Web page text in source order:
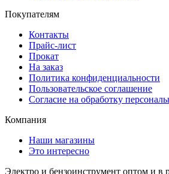
Покупателям
Контакты
Прайс-лист
Прокат
На заказ
Политика конфиденциальности
Пользовательское соглашение
Согласие на обработку
Компания
Наши магазины
Это интересно
Электро и бензоинструмент оптом и в